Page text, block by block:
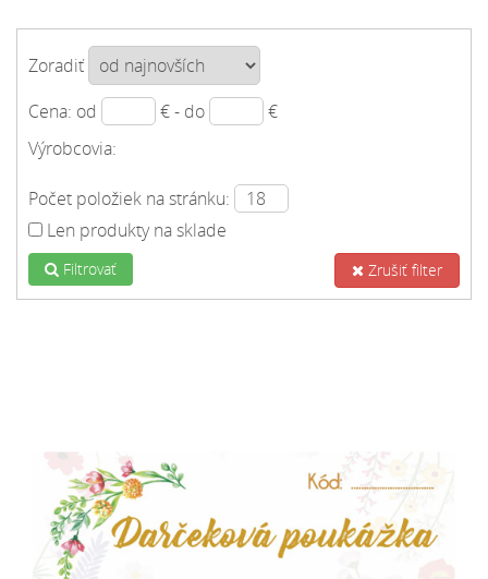
Zoradiť
Cena: od
€ - do
€
Výrobcovia:
Počet položiek na stránku:
Len produkty na sklade
Filtrovať Zrušiť filter